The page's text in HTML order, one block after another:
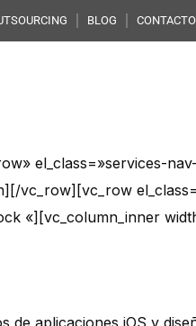
BLOG CONTACTO
el_class=»services-
vc_row][vc_row
«][vc_column_inner
aplicaciones iOS y